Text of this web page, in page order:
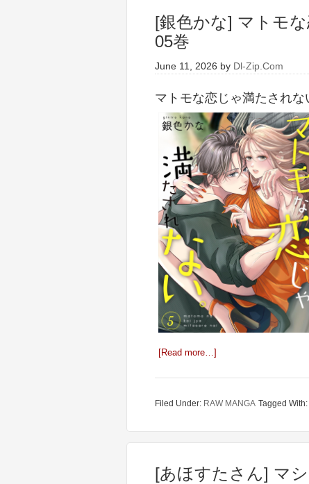
[銀色かな] マトモ
05巻
June 11, 2026 by Dl-Zip.Com
マトモな恋じゃ満たされな
[Read more…]
Filed Under: RAW MANGA Tagged With:
[あほすたさん] マ